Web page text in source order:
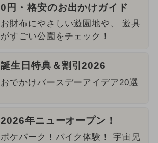
0円・格安のお出かけガイド
お財布にやさしい遊園地や、 遊具
がすごい公園をチェック！
誕生日特典＆割引2026
おでかけバースデーアイデア20選
2026年ニューオープン！
ポケパーク！バイク体験！ 宇宙兄